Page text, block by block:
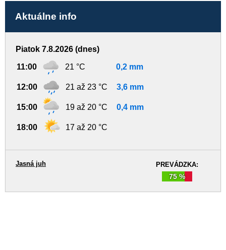
Aktuálne info
Piatok 7.8.2026 (dnes)
11:00 21 °C 0,2 mm
12:00 21 až 23 °C 3,6 mm
15:00 19 až 20 °C 0,4 mm
18:00 17 až 20 °C
PREVÁDZKA:
75 %
Jasná juh